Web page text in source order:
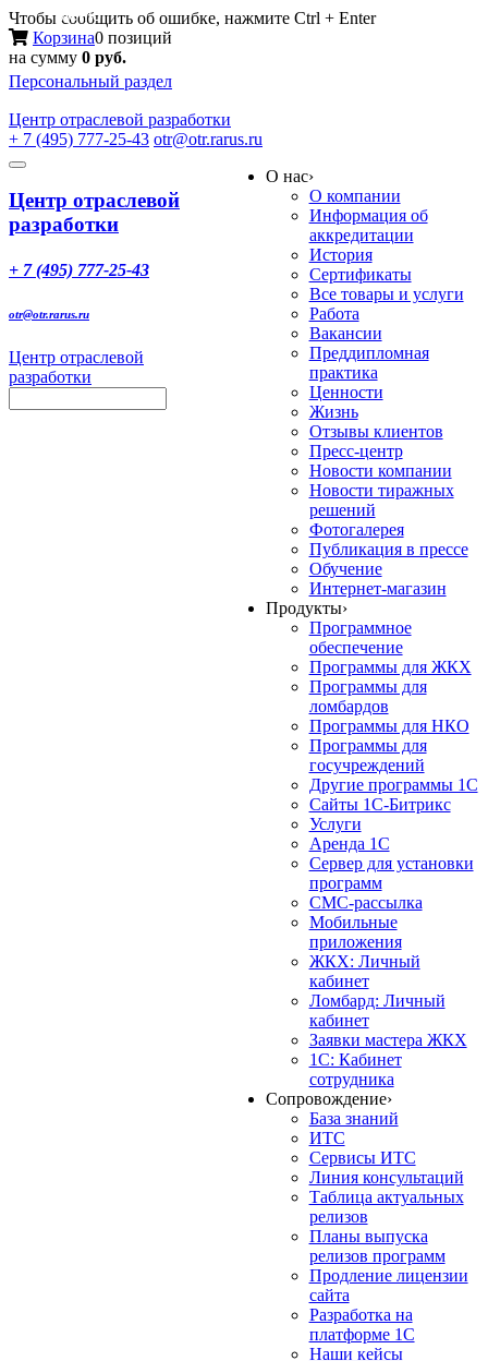
Чтобы сообщить об ошибке, нажмите Ctrl + Enter
Корзина0 позиций
на сумму 0 руб.
Персональный раздел
Центр отраслевой разработки
+ 7 (495) 777-25-43 otr@otr.rarus.ru
Toggle
Меню
Центр отраслевой
разработки
+ 7 (495) 777-25-43
otr@otr.rarus.ru
Центр отраслевой
разработки
О нас›
О компании
Информация об
аккредитации
История
Сертификаты
Все товары и услуги
Работа
Вакансии
Преддипломная
практика
Ценности
Жизнь
Отзывы клиентов
Пресс-центр
Новости компании
Новости тиражных
решений
Фотогалерея
Публикация в прессе
Обучение
Интернет-магазин
Продукты›
Программное
обеспечение
Программы для ЖКХ
Программы для
ломбардов
Программы для НКО
Программы для
госучреждений
Другие программы 1С
Сайты 1С-Битрикс
Услуги
Аренда 1С
Сервер для установки
программ
СМС-рассылка
Мобильные
приложения
ЖКХ: Личный
кабинет
Ломбард: Личный
кабинет
Заявки мастера ЖКХ
1С: Кабинет
сотрудника
Сопровождение›
База знаний
ИТС
Сервисы ИТС
Линия консультаций
Таблица актуальных
релизов
Планы выпуска
релизов программ
Продление лицензии
сайта
Разработка на
платформе 1С
Наши кейсы